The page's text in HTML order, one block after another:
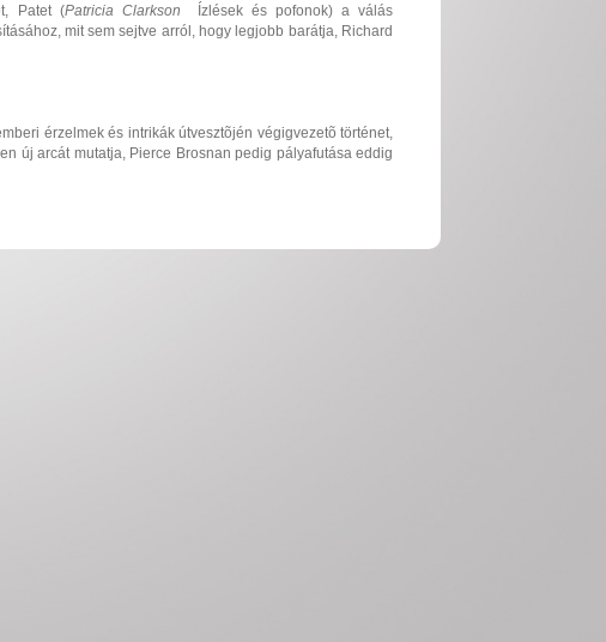
Patet (Patricia Clarkson  Ízlések és pofonok) a válás
mit sem sejtve arról, hogy legjobb barátja, Richard
érzelmek és intrikák útvesztõjén végigvezetõ történet,
új arcát mutatja, Pierce Brosnan pedig pályafutása eddig